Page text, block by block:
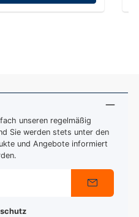
unseren regelmäßig
Sie werden stets unter den
und Angebote informiert